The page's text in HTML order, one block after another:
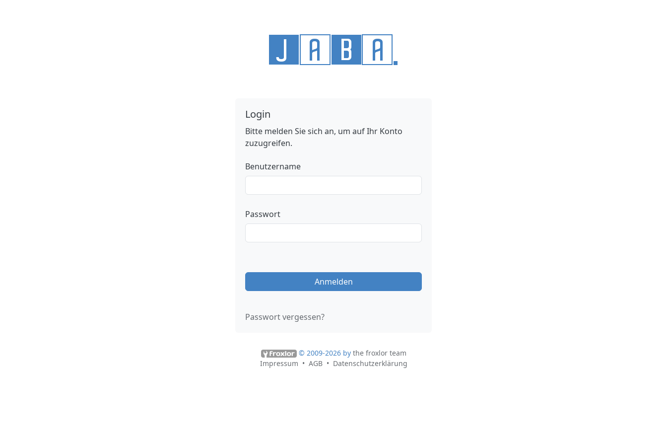
Login
Bitte melden Sie sich an, um auf Ihr Konto
zuzugreifen.
Benutzername
Passwort
Anmelden
Passwort vergessen?
© 2009-2026 by the froxlor team
Impressum
AGB Datenschutzerklärung